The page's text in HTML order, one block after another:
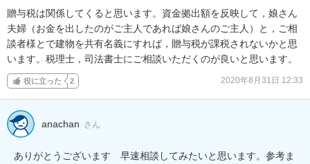
贈与税は関係してくると思います。資金拠出額を反映して，娘さん
夫婦（お金を出したのがご主人であれば娘さんのご主人）と，ご相
談者様とで建物を共有名義にすれば，贈与税が課税されないかと思
います。税理士，司法書士にご相談いただくのが良いと思います。
役に立った 2 2020年8月31日 12:33
anachan さん
ありがとうございます　早速相談してみたいと思います。参考ま